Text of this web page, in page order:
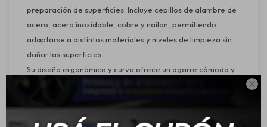

preparación de superficies. Incluye cepillos de alambre de
acero, acero inoxidable, cobre y nailon, permitiendo
adaptarse a distintos materiales y niveles de limpieza sin
dañar las superficies.
Su diseño ergonómico y curvo ofrece un agarre cómodo y